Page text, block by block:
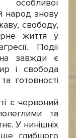
народ знову
свободу,
життя у
Події
завжди є
і свобода
готовності
є червоний
та
У нинішніх
глибшого